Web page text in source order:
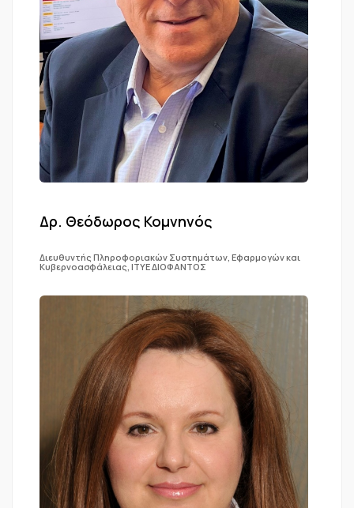
Δρ. Θεόδωρος Κομνηνός
Διευθυντής Πληροφοριακών Συστημάτων, Εφαρμογών και
Κυβερνοασφάλειας, ΙΤΥΕ ΔΙΟΦΑΝΤΟΣ